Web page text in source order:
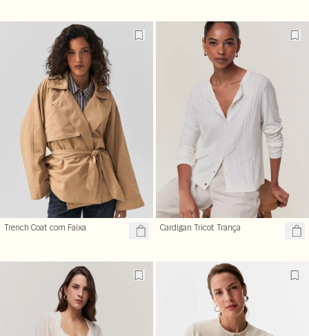
Trench Coat com Faixa Cardigan Tricot Trança